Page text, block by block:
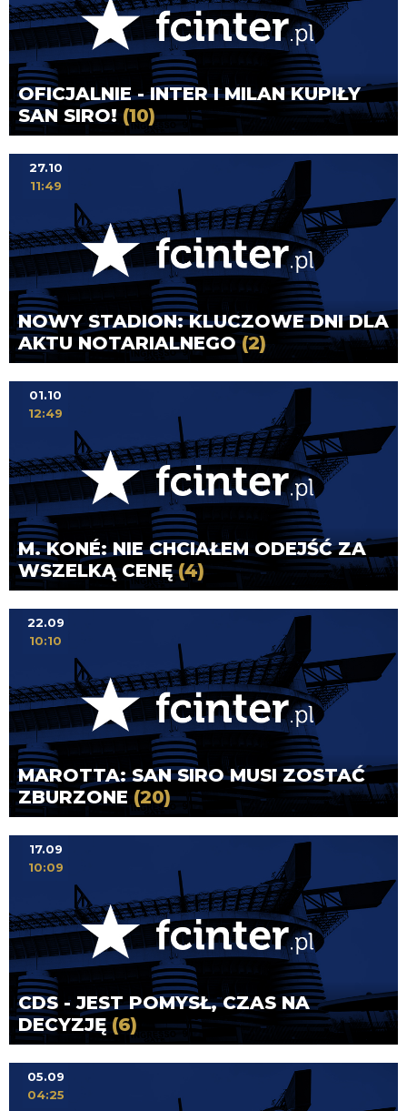
OFICJALNIE - INTER I MILAN KUPIŁY
SAN SIRO! (10)
NOWY STADION: KLUCZOWE DNI DLA
AKTU NOTARIALNEGO(2)
27.10
11:49
M. KONÉ: NIE CHCIAŁEM ODEJŚĆ ZA
WSZELKĄ CENĘ(4)
01.10
12:49
MAROTTA: SAN SIRO MUSI ZOSTAĆ
ZBURZONE (20)
22.09
10:10
CDS - JEST POMYSŁ, CZAS NA
DECYZJĘ (6)
17.09
10:09
05.09
04:25